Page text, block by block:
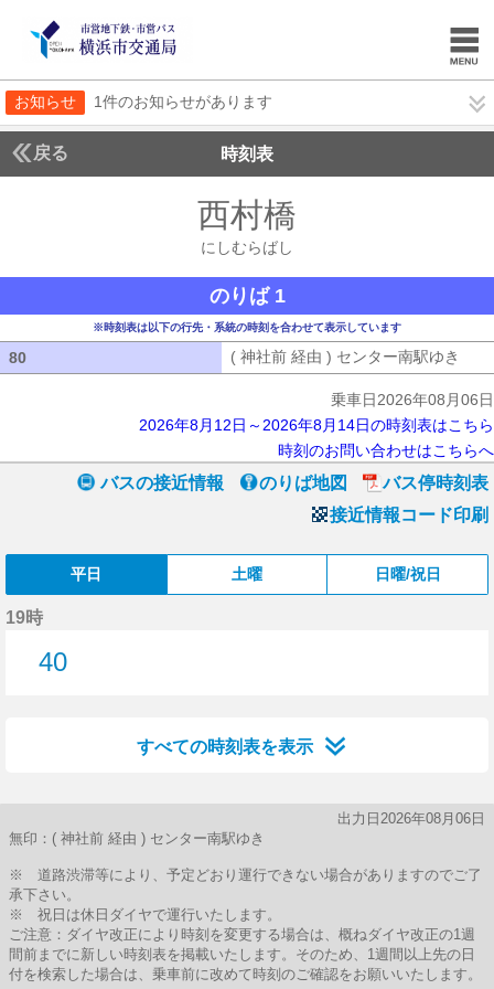
お知らせ 1件のお知らせがあります
戻る 時刻表
西村橋
にしむらばし
のりば 1
※時刻表は以下の行先・系統の時刻を合わせて表示しています
80 ( 神社前 経由 ) センター南駅ゆき
乗車日2026年08月06日
2026年8月12日～2026年8月14日の時刻表はこちら
時刻のお問い合わせはこちらへ
バスの接近情報 のりば地図
バス停時刻表
接近情報コード印刷
平日 土曜 日曜/祝日
19時
40
すべての時刻表を表示
出力日2026年08月06日
無印：( 神社前 経由 ) センター南駅ゆき
※ 道路渋滞等により、予定どおり運行できない場合がありますのでご了
承下さい。
※ 祝日は休日ダイヤで運行いたします。
ご注意：ダイヤ改正により時刻を変更する場合は、概ねダイヤ改正の1週
間前までに新しい時刻表を掲載いたします。そのため、1週間以上先の日
付を検索した場合は、乗車前に改めて時刻のご確認をお願いいたします。